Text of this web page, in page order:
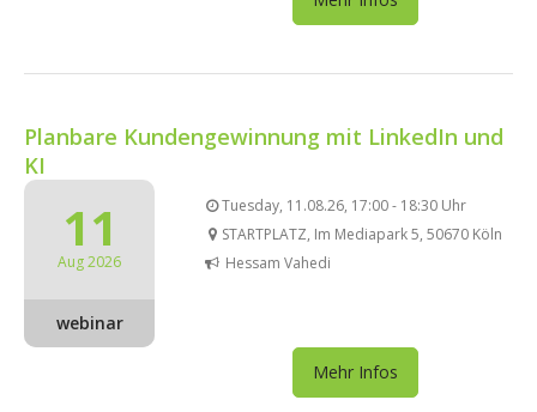
Planbare Kundengewinnung mit LinkedIn und
KI
11
Aug 2026
webinar
Tuesday, 11.08.26, 17:00 - 18:30 Uhr
STARTPLATZ, Im Mediapark 5, 50670 Köln
Hessam Vahedi
Mehr Infos